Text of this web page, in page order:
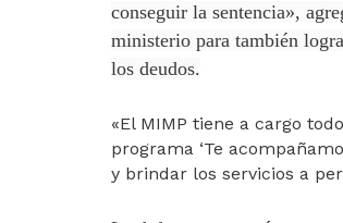
conseguir la sentencia»,
ministerio para también
los deudos.
«El MIMP tiene a cargo
programa ‘Te
y brindar los servicios a